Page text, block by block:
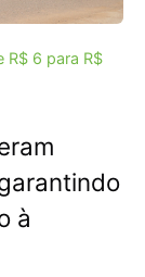
R$ 6 para R$
à